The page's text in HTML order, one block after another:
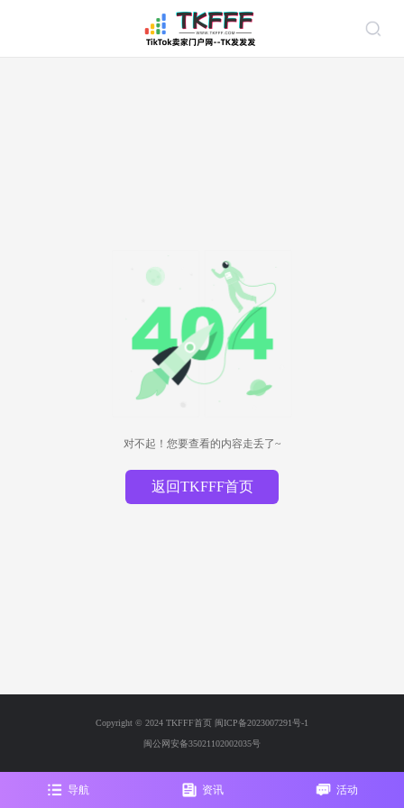
对不起！您要查看的内容走丢了~
返回TKFFF首页
Copyright © 2024 TKFFF首页 闽ICP备2023007291号-1
闽公网安备35021102002035号
导航 资讯 活动